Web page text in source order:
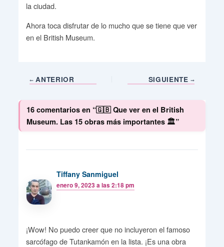
la ciudad.
Ahora toca disfrutar de lo mucho que se tiene que ver
en el British Museum.
ANTERIOR SIGUIENTE
16 comentarios en “🇬🇧 Que ver en el British
Museum. Las 15 obras más importantes 🏛️”
Tiffany Sanmiguel
enero 9, 2023 a las 2:18 pm
¡Wow! No puedo creer que no incluyeron el famoso
sarcófago de Tutankamón en la lista. ¡Es una obra